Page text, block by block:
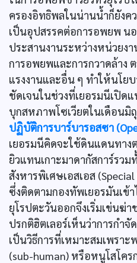
ครองอิทธิพลในน่านน้ำก็ยังค
เป็นอุปสรรคต่อการอพยพ น
ประสานงานระหว่างหน่วยง
การอพยพและการกวาดล้าง
แรงงานและอื่น ๆ ทำให้นโย
ชัดเจนในช่วงที่เยอรมนีเปิด
บุกสหภาพโซเวียตในเดือน
ปฏิบัติการบาร์บารอสซา
เยอรมนีคิดจะใช้ดินแดนทาง
ยิวแทนเกาะมาดากัสการ์รวม
สังหารพิเศษเอสเอส
ซึ่งติดตามกองทัพเยอรมันเข้
ยุโรปตะวันออกจึงเริ่มเข่นฆ่า
ปรกติฮิตเลอร์เห็นว่าการกำ
เป็นวิธีการที่เหมาะสมเพรา
(sub-human) หรือหนูโสโค